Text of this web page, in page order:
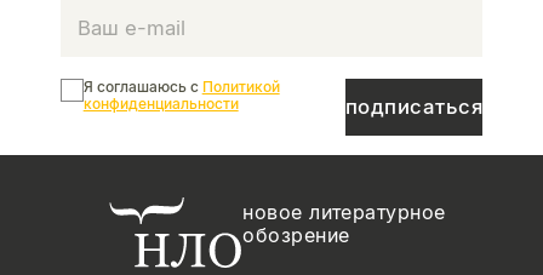
подписаться
Я соглашаюсь с Политикой
конфиденциальности
новое литературное
обозрение